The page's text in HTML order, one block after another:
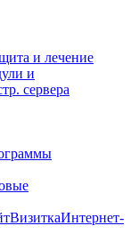
и лечение
и
сервера
ВизиткаИнтернет-